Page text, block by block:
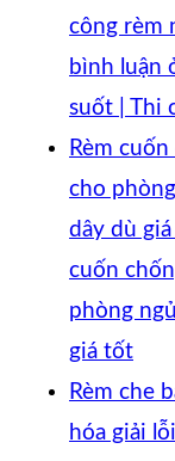
công rèm
bình luận
suốt | Thi
Rèm
cho
dây dù
cuốn
phòng
giá tốt
Rèm che
hóa giải